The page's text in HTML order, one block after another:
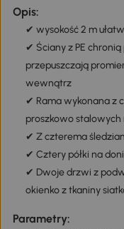
Opis:
✔ wysokość 2 m
✔ Ściany z PE
przepuszczają
wewnątrz
✔ Rama wykonana z
proszkowo stalowych
✔ Z czterema
✔ Cztery półki na
✔ Dwoje drzwi z
okienko z tkaniny
Parametry: